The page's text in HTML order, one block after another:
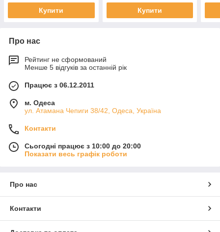
Купити Купити
Про нас
Рейтинг не сформований
Менше 5 відгуків за останній рік
Працює з 06.12.2011
м. Одеса
ул. Атамана Чепиги 38/42, Одеса, Україна
Контакти
Сьогодні працює з 10:00 до 20:00
Показати весь графік роботи
Про нас
Контакти